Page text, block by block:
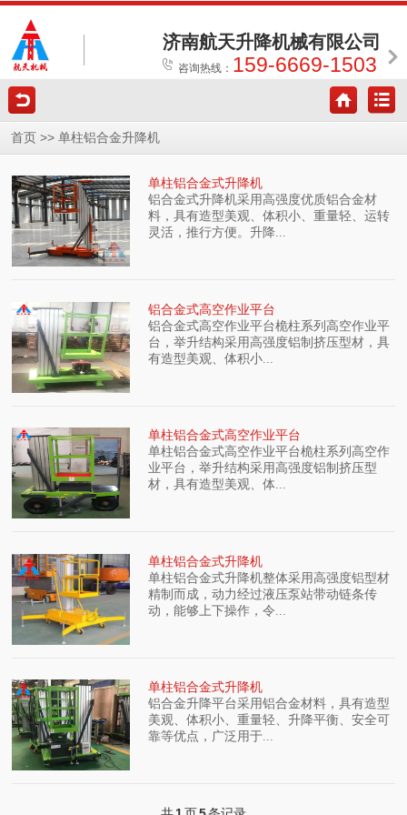
济南航天升降机械有限公司
咨询热线： 159-6669-1503
首页 >> 单柱铝合金升降机
单柱铝合金式升降机
铝合金式升降机采用高强度优质铝合金材
料，具有造型美观、体积小、重量轻、运转
灵活，推行方便。升降...
铝合金式高空作业平台
铝合金式高空作业平台桅柱系列高空作业平
台，举升结构采用高强度铝制挤压型材，具
有造型美观、体积小...
单柱铝合金式高空作业平台
单柱铝合金式高空作业平台桅柱系列高空作
业平台，举升结构采用高强度铝制挤压型
材，具有造型美观、体...
单柱铝合金式升降机
单柱铝合金式升降机整体采用高强度铝型材
精制而成，动力经过液压泵站带动链条传
动，能够上下操作，令...
单柱铝合金式升降机
铝合金升降平台采用铝合金材料，具有造型
美观、体积小、重量轻、升降平衡、安全可
靠等优点，广泛用于...